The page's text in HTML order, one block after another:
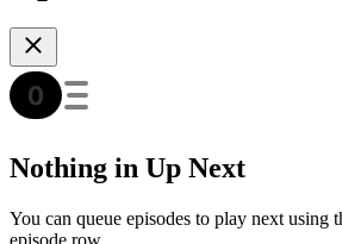
Nothing in Up Next
You can queue episodes to play next using
episode row.